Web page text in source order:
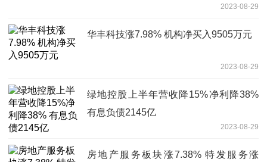
2023-08-29
华丰科技涨7.98% 机构净买入9505万元
2023-08-29
绿地控股上半年营收降15%净利降38%
有息负债2145亿
2023-08-29
房地产服务板块涨7.38% 特发服务涨